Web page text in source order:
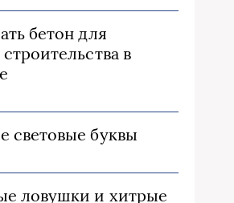
бетон для
в
световые буквы
ловушки и хитрые